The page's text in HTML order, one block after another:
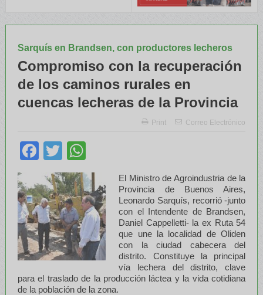
Sarquís en Brandsen, con productores lecheros
Compromiso con la recuperación
de los caminos rurales en
cuencas lecheras de la Provincia
Print Correo Electrónico
Facebook
Twitter
El Ministro de Agroindustria de la
Provincia de Buenos Aires,
Leonardo Sarquís, recorrió -junto
con el Intendente de Brandsen,
Daniel Cappelletti- la ex Ruta 54
que une la localidad de Oliden
con la ciudad cabecera del
distrito. Constituye la principal
vía lechera del distrito, clave
para el traslado de la producción láctea y la vida cotidiana
de la población de la zona.